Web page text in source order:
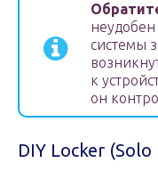
системы
к
он
DIY Locker (Solo